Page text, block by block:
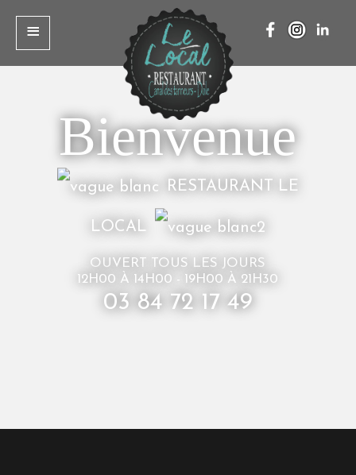
≡
Bienvenue
RESTAURANT LE
LOCAL
OUVERT TOUS LES JOURS
12H00 À 14H00 - 19H00 À 21H30
03 84 72 17 49